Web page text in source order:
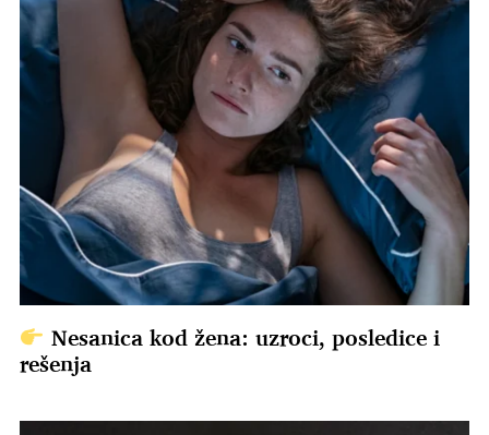
Nesanica kod žena: uzroci, posledice i
rešenja